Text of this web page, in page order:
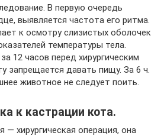
В первую очередь
выявляется частота его ритма.
к осмотру слизистых оболочек
температуры тела.
12 часов перед хирургическим
запрещается давать пищу. За 6 ч.
животное не следует поить.
к кастрации кота.
— хирургическая операция, она